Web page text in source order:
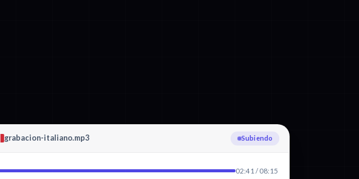
grabacion-italiano.mp3 Transcribiendo Italiano
02:41 / 08:15